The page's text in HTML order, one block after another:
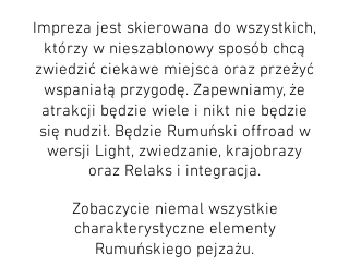
Impreza jest skierowana do wszystkich,
którzy w nieszablonowy sposób chcą
zwiedzić ciekawe miejsca oraz przeżyć
wspaniałą przygodę. Zapewniamy, że
atrakcji będzie wiele i nikt nie będzie
się nudził. Będzie Rumuński offroad w
wersji Light, zwiedzanie, krajobrazy
oraz Relaks i integracja.
Zobaczycie niemal wszystkie
charakterystyczne elementy
Rumuńskiego pejzażu.